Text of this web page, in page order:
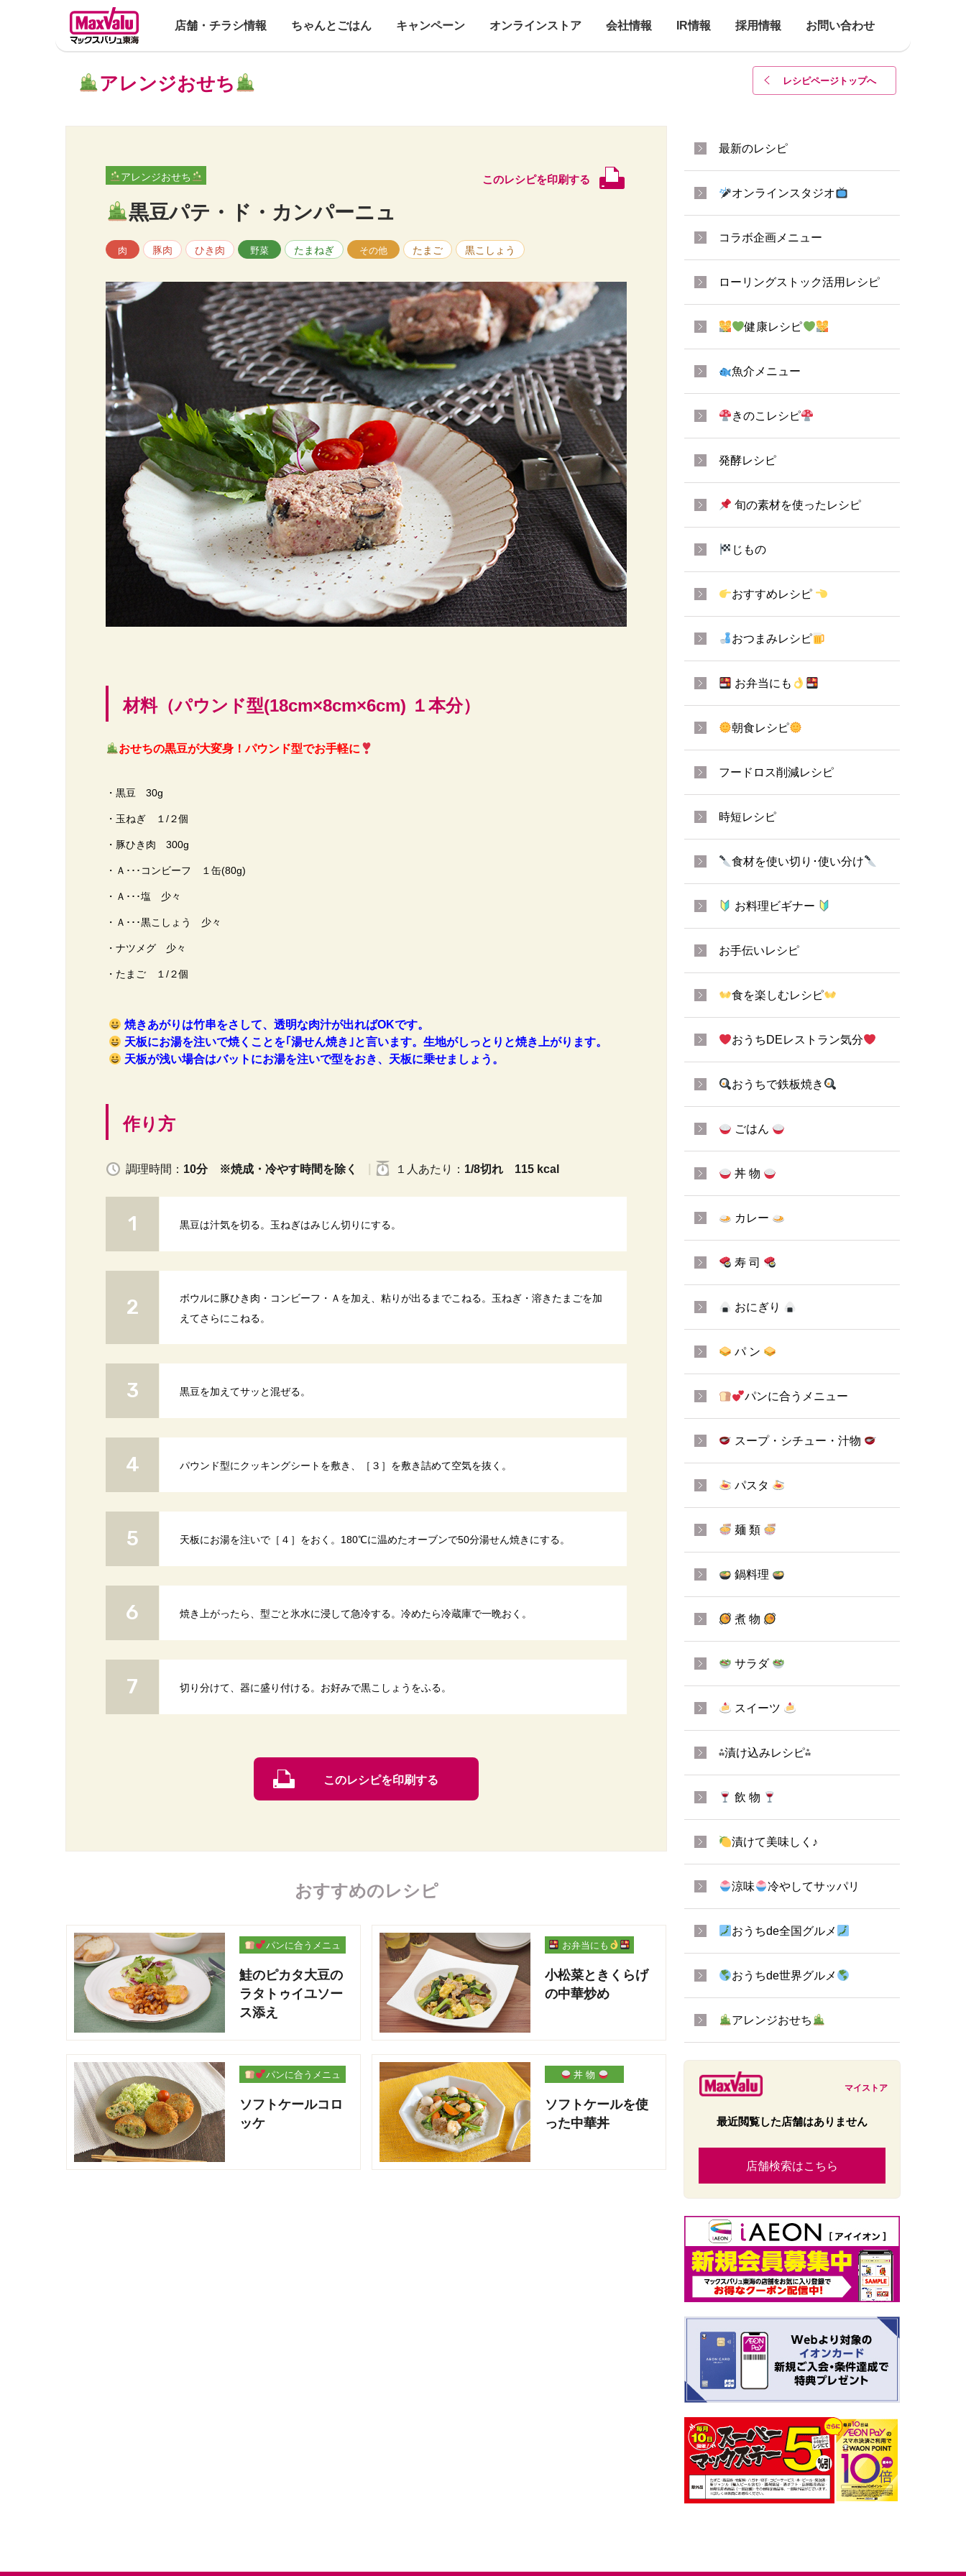
店舗・チラシ情報 ちゃんとごはん キャンペーン オンラインストア 会社情報 IR情報 採用情報 お問い合わせ
レシピページトップへ
アレンジおせち
アレンジおせち このレシピを印刷する
黒豆パテ・ド・カンパーニュ
肉 豚肉 ひき肉 野菜 たまねぎ その他 たまご 黒こしょう
材料（パウンド型(18cm×8cm×6cm) １本分）
おせちの黒豆が大変身！パウンド型でお手軽に
・黒豆 30g
・玉ねぎ １/２個
・豚ひき肉 300g
・Ａ･･･コンビーフ １缶(80g)
・Ａ･･･塩 少々
・Ａ･･･黒こしょう 少々
・ナツメグ 少々
・たまご １/２個
焼きあがりは竹串をさして、透明な肉汁が出ればOKです。
天板にお湯を注いで焼くことを｢湯せん焼き｣と言います。生地がしっとりと焼き上がります。
天板が浅い場合はバットにお湯を注いで型をおき、天板に乗せましょう。
作り方
調理時間： 10分 ※焼成・冷やす時間を除く １人 あたり ： 1/8切れ 115 kcal
黒豆は汁気を切る。玉ねぎはみじん切りにする。
ボウルに豚ひき肉・コンビーフ・Ａを加え、粘りが出るまでこねる。玉ねぎ・溶きたまごを加
えてさらにこねる。
黒豆を加えてサッと混ぜる。
パウンド型にクッキングシートを敷き、［３］を敷き詰めて空気を抜く。
天板にお湯を注いで［４］をおく。180℃に温めたオーブンで50分湯せん焼きにする。
焼き上がったら、型ごと氷水に浸して急冷する。冷めたら冷蔵庫で一晩おく。
切り分けて、器に盛り付ける。お好みで黒こしょうをふる。
このレシピを印刷する
おすすめのレシピ
パンに合うメニュ
鮭のピカタ大豆の
ラタトゥイユソー
ス添え
お弁当にも
小松菜ときくらげ
の中華炒め
パンに合うメニュ
ソフトケールコロ
ッケ
丼 物
ソフトケールを使
った中華丼
最新のレシピ
オンラインスタジオ
コラボ企画メニュー
ローリングストック活用レシピ
健康レシピ
魚介メニュー
きのこレシピ
発酵レシピ
旬の素材を使ったレシピ
じもの
おすすめレシピ
おつまみレシピ
お弁当にも
朝食レシピ
フードロス削減レシピ
時短レシピ
食材を使い切り･使い分け
お料理ビギナー
お手伝いレシピ
食を楽しむレシピ
おうちDEレストラン気分
おうちで鉄板焼き
ごはん
丼 物
カレー
寿 司
おにぎり
パ ン
パンに合うメニュー
スープ・シチュー・汁物
パスタ
麺 類
鍋料理
煮 物
サラダ
スイーツ
⁂漬け込みレシピ⁂
飲 物
漬けて美味しく♪
涼味 冷やしてサッパリ
おうちde全国グルメ
おうちde世界グルメ
アレンジおせち
マイストア
最近閲覧した店舗はありません
店舗検索はこちら